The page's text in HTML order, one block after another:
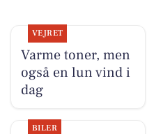
VEJRET
Varme toner, men
også en lun vind i
dag
BILER